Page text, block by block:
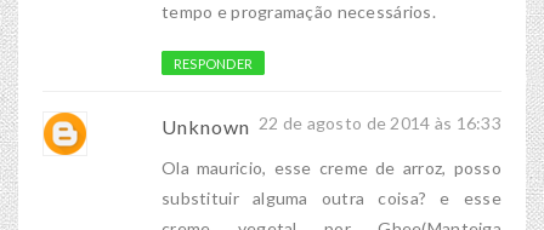
tempo e programação necessários.
RESPONDER
Unknown 22 de agosto de 2014 às 16:33
Ola mauricio, esse creme de arroz, posso
substituir alguma outra coisa? e esse